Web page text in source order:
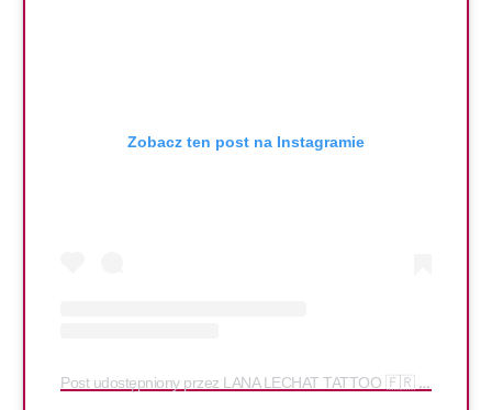
Zobacz ten post na Instagramie
Post udostępniony przez LANA LECHAT TATTOO 🇫🇷 (@lanalechat.tattoo)